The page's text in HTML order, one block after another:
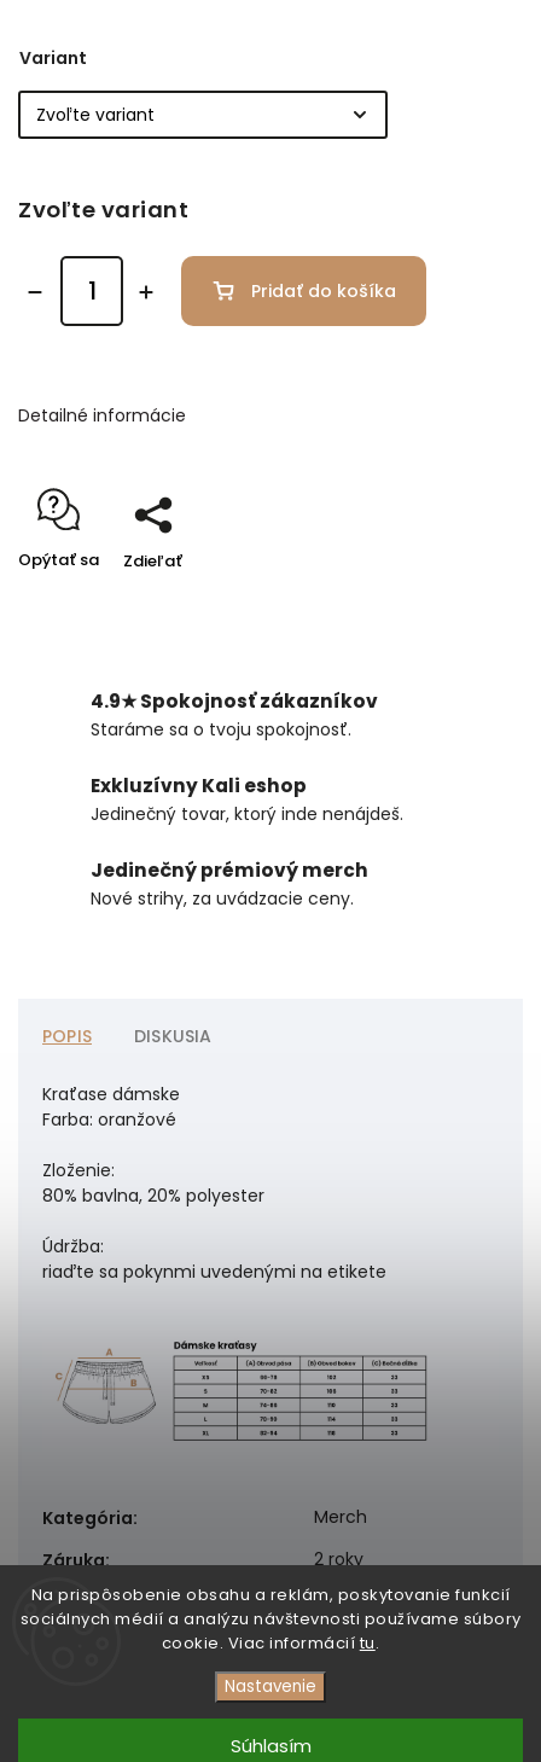
Na prispôsobenie obsahu a reklám, poskytovanie funkcií
sociálnych médií a analýzu návštevnosti používame súbory
cookie. Viac informácií tu.
Nastavenie
Súhlasím
Zvoľte variant
Variant
Pridať do košíka
Detailné informácie
Opýtať sa Zdieľať
4.9★ Spokojnosť zákazníkov
Staráme sa o tvoju spokojnosť.
Exkluzívny Kali eshop
Jedinečný tovar, ktorý inde nenájdeš.
Jedinečný prémiový merch
Nové strihy, za uvádzacie ceny.
POPIS DISKUSIA
Kraťase dámske
Farba: oranžové
Zloženie:
80% bavlna, 20% polyester
Údržba:
riaďte sa pokynmi uvedenými na etikete
Kategória:
Merch
Záruka: 2 roky
DezertMusic. Všetky práva vyhradené.
Upraviť nastavenie cookies